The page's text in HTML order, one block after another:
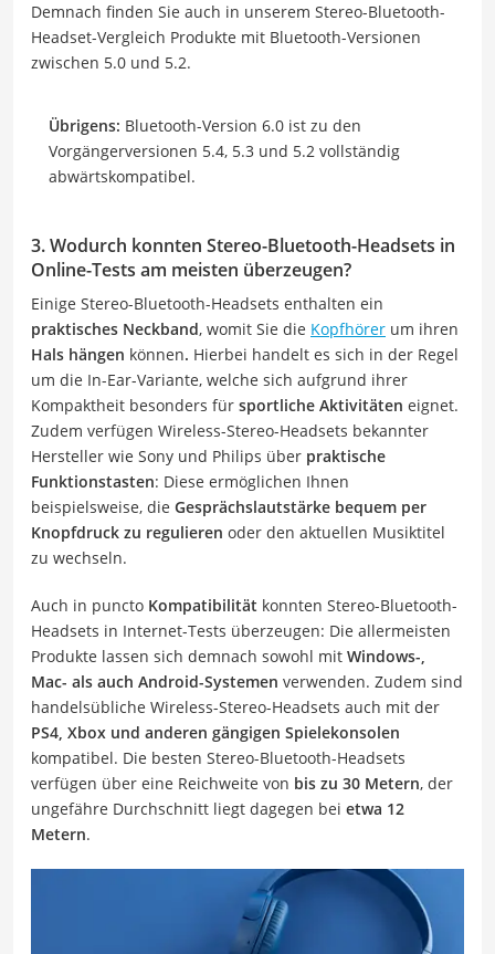
Demnach finden Sie auch in unserem Stereo-Bluetooth-
Headset-Vergleich Produkte mit Bluetooth-Versionen
zwischen 5.0 und 5.2.
Übrigens: Bluetooth-Version 6.0 ist zu den
Vorgängerversionen 5.4, 5.3 und 5.2 vollständig
abwärtskompatibel.
3. Wodurch konnten Stereo-Bluetooth-Headsets in
Online-Tests am meisten überzeugen?
Einige Stereo-Bluetooth-Headsets enthalten ein
praktisches Neckband, womit Sie die Kopfhörer um ihren
Hals hängen können. Hierbei handelt es sich in der Regel
um die In-Ear-Variante, welche sich aufgrund ihrer
Kompaktheit besonders für sportliche Aktivitäten eignet.
Zudem verfügen Wireless-Stereo-Headsets bekannter
Hersteller wie Sony und Philips über praktische
Funktionstasten: Diese ermöglichen Ihnen
beispielsweise, die Gesprächslautstärke bequem per
Knopfdruck zu regulieren oder den aktuellen Musiktitel
zu wechseln.
Auch in puncto Kompatibilität konnten Stereo-Bluetooth-
Headsets in Internet-Tests überzeugen: Die allermeisten
Produkte lassen sich demnach sowohl mit Windows-,
Mac- als auch Android-Systemen verwenden. Zudem sind
handelsübliche Wireless-Stereo-Headsets auch mit der
PS4, Xbox und anderen gängigen Spielekonsolen
kompatibel. Die besten Stereo-Bluetooth-Headsets
verfügen über eine Reichweite von bis zu 30 Metern, der
ungefähre Durchschnitt liegt dagegen bei etwa 12
Metern.